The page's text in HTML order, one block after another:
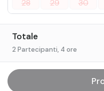
28
29 30
Totale
2 Partecipanti, 4 ore